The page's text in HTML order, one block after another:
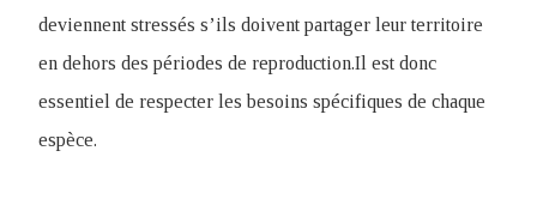
deviennent stressés s’ils doivent partager leur territoire
en dehors des périodes de reproduction.Il est donc
essentiel de respecter les besoins spécifiques de chaque
espèce.